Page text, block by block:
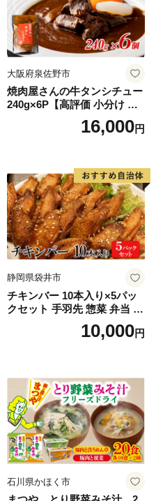
大阪府泉佐野市
焼肉屋さんの牛タンシチュー
240g×6P【高評価 小分け 惣
菜 牛たん 一人暮らし 冷凍】
16,000円
静岡県袋井市
チキンバー 10本入り×5パッ
クセット 手羽先 惣菜 弁当 お
かず お酒 おつまみ ギフト キ
ャンプ アウトドア キャンプ
10,000円
石川県かほく市